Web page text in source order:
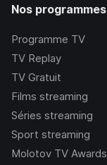
Nos programmes
Programme TV
TV Replay
TV Gratuit
Films streaming
Séries streaming
Sport streaming
Molotov TV Awards